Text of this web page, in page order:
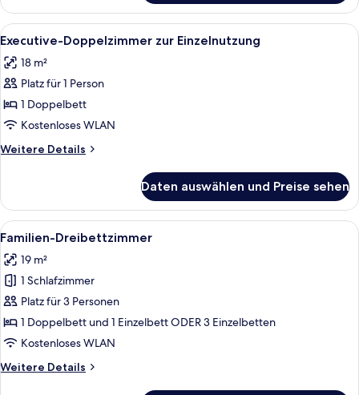
Doppel-
oder
-
Zweibettzimmer
Alle
Fotos
für
Executive-
Doppelzimmer
zur
Einzelnutzung
anzeigen
Ein modernes Hotelzimmer mit
11
Executive-Doppelzimmer zur Einzelnutzung
18 m²
Platz für 1 Person
1 Doppelbett
Kostenloses WLAN
Weitere Details
Weitere
Doppelzimmer
zur
Einzelnutzung
Daten auswählen und Preise sehen
Alle
Fotos
für
Familien-
Dreibettzimmer
anzeigen
Ein modernes Hotelzimmer mit
9
Familien-Dreibettzimmer
19 m²
1 Schlafzimmer
Platz für 3 Personen
1 Doppelbett und 1 Einzelbett ODER 3 Einzelbetten
Kostenloses WLAN
Weitere Details
Weitere